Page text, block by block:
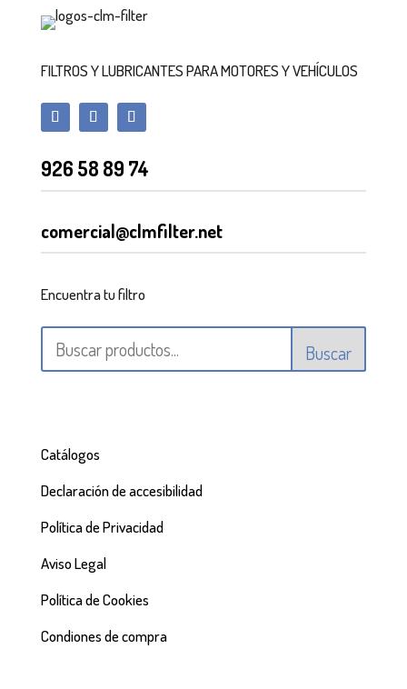
FILTROS Y LUBRICANTES PARA MOTORES Y VEHÍCULOS
926 58 89 74
comercial@clmfilter.net
Encuentra tu filtro
Buscar
Catálogos
Declaración de accesibilidad
Política de Privacidad
Aviso Legal
Política de Cookies
Condiones de compra